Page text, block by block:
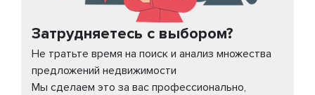
Затрудняетесь с выбором?
Не тратьте время на поиск и анализ множества
предложений недвижимости
Мы сделаем это за вас профессионально,